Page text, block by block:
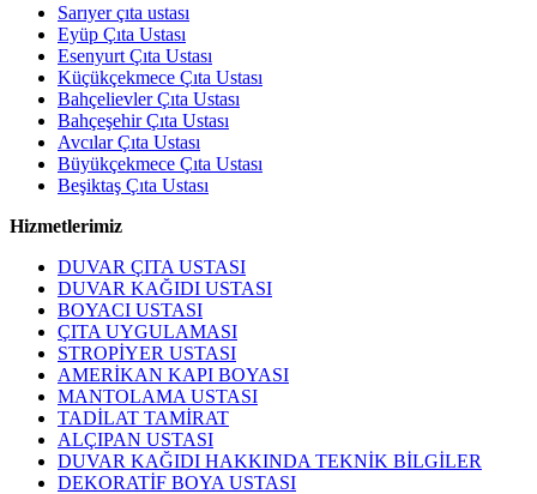
Sarıyer çıta ustası
Eyüp Çıta Ustası
Esenyurt Çıta Ustası
Küçükçekmece Çıta Ustası
Bahçelievler Çıta Ustası
Bahçeşehir Çıta Ustası
Avcılar Çıta Ustası
Büyükçekmece Çıta Ustası
Beşiktaş Çıta Ustası
Hizmetlerimiz
DUVAR ÇITA USTASI
DUVAR KAĞIDI USTASI
BOYACI USTASI
ÇITA UYGULAMASI
STROPİYER USTASI
AMERİKAN KAPI BOYASI
MANTOLAMA USTASI
TADİLAT TAMİRAT
ALÇIPAN USTASI
DUVAR KAĞIDI HAKKINDA TEKNİK BİLGİLER
DEKORATİF BOYA USTASI